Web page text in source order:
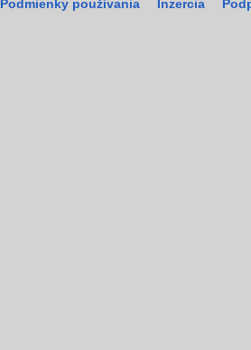
Podmienky používania Inzercia